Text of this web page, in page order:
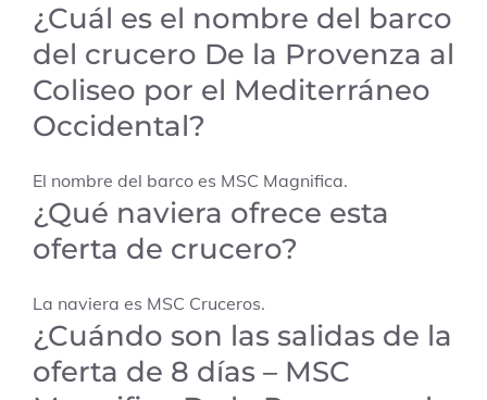
¿Cuál es el nombre del barco
del crucero De la Provenza al
Coliseo por el Mediterráneo
Occidental?
El nombre del barco es MSC Magnifica.
¿Qué naviera ofrece esta
oferta de crucero?
La naviera es MSC Cruceros.
¿Cuándo son las salidas de la
oferta de 8 días – MSC